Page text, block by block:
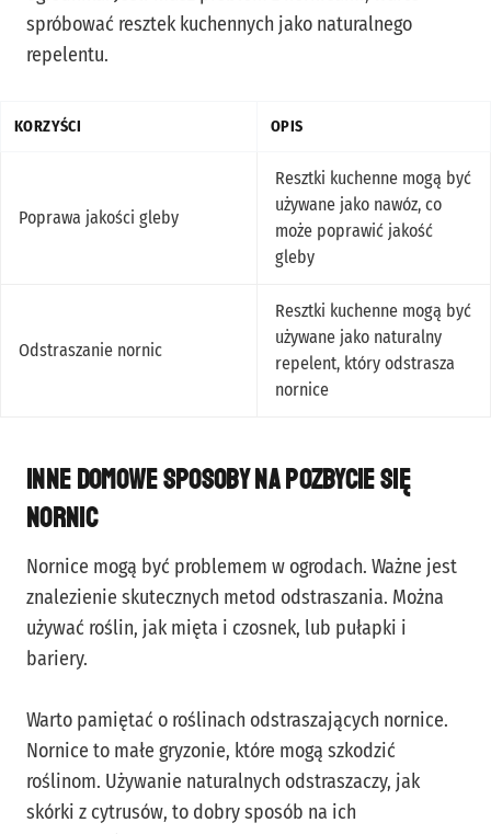
spróbować resztek kuchennych jako naturalnego
repelentu.
KORZYŚCI OPIS
Poprawa jakości gleby
Resztki kuchenne mogą być
używane jako nawóz, co
może poprawić jakość
gleby
Odstraszanie nornic
Resztki kuchenne mogą być
używane jako naturalny
repelent, który odstrasza
nornice
Inne domowe sposoby na pozbycie się
nornic
Nornice mogą być problemem w ogrodach. Ważne jest
znalezienie skutecznych metod odstraszania. Można
używać roślin, jak mięta i czosnek, lub pułapki i
bariery.
Warto pamiętać o roślinach odstraszających nornice.
Nornice to małe gryzonie, które mogą szkodzić
roślinom. Używanie naturalnych odstraszaczy, jak
skórki z cytrusów, to dobry sposób na ich